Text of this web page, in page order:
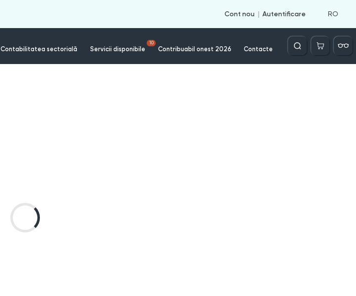
Cont nou Autentificare RO
Contabilitatea sectorială Servicii disponibile
10
Contribuabil onest 2026 Contacte
Căutare